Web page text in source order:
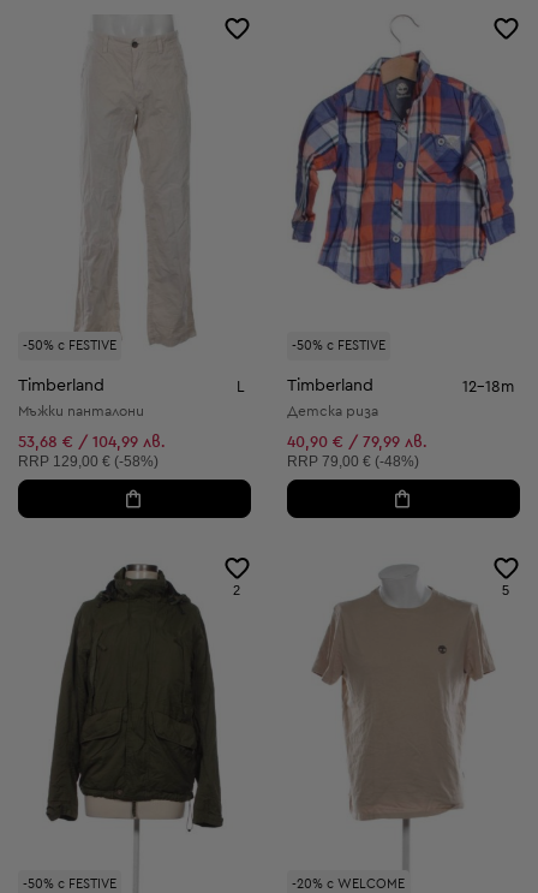
-50% с FESTIVE
Timberland L
Мъжки панталони
53,68 € / 104,99 лв.
Препоръчителна цена:
RRP 129,00 € (-58%)
-50% с FESTIVE
Timberland 12-18m
Детска риза
40,90 € / 79,99 лв.
Препоръчителна цена:
RRP 79,00 € (-48%)
-50% с FESTIVE
2
-20% с WELCOME
5